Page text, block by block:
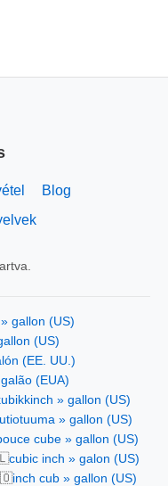
Blog
gallon (US)
(US)
(EE. UU.)
(EUA)
» gallon (US)
» gallon (US)
cube » gallon (US)
cubic inch » galon (US)
inch cub » gallon (US)